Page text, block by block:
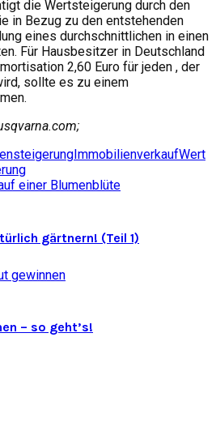
die Wertsteigerung durch den
in Bezug zu den entstehenden
eines durchschnittlichen in einen
Für Hausbesitzer in Deutschland
2,60 Euro für jeden , der
sollte es zu einem
ImmobilienverkaufWert
gärtnern! (Teil 1)
– so geht’s!